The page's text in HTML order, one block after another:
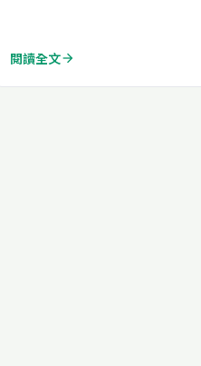
閱讀全文arrow_forward